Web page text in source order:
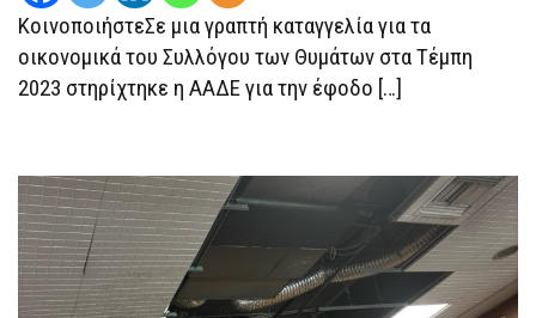
ΤΕΜΠΏΝ
ΚοινοποιήστεΣε μια γραπτή καταγγελία για τα
οικονομικά του Συλλόγου των Θυμάτων στα Τέμπη
2023 στηρίχτηκε η ΑΑΔΕ για την έφοδο […]